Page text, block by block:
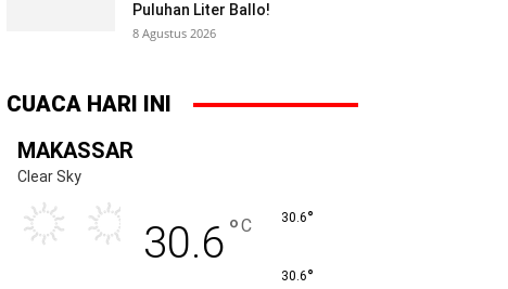
Puluhan Liter Ballo!
8 Agustus 2026
CUACA HARI INI
MAKASSAR
Clear Sky
30.6°C 30.6°
30.6°